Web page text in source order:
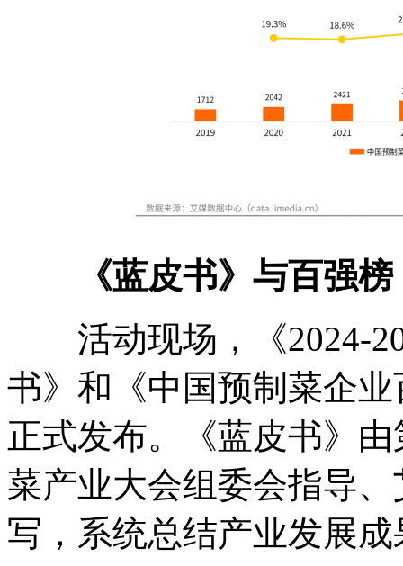
《蓝皮书》与百强榜
活动现场，《2024-
书》和《中国预制菜企
正式发布。《蓝皮书》
菜产业大会组委会指导
写，系统总结产业发展